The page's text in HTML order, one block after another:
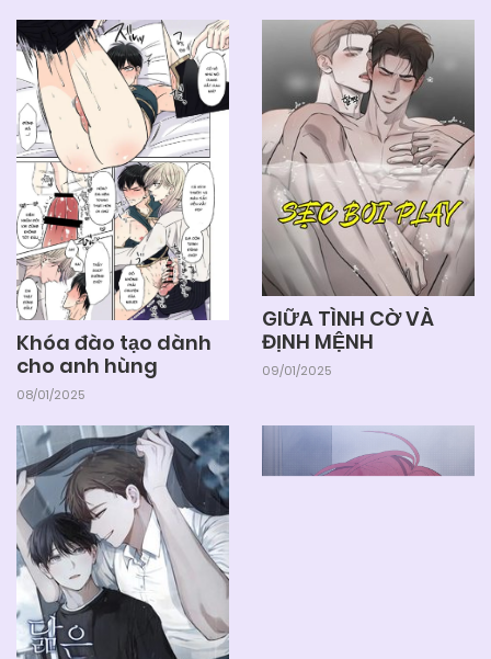
Khóa đào tạo dành
cho anh hùng
08/01/2025
GIỮA TÌNH CỜ VÀ
ĐỊNH MỆNH
09/01/2025